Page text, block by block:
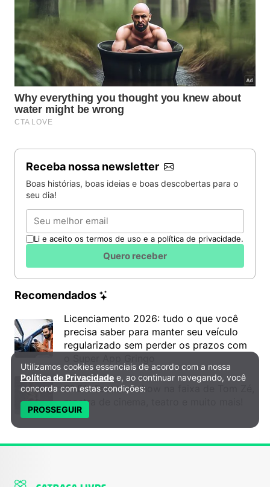
Receba nossa newsletter
Boas histórias, boas ideias e boas descobertas para o
seu dia!
Email
Li e aceito os termos de uso e a política de privacidade.
Quero receber
Recomendados
Licenciamento 2026: tudo o que você
precisa saber para manter seu veículo
regularizado sem perder os prazos com
6º DH Fest tem show na faixa de Tom Zé,
mostra de cinema, teatro e muito mais!
Política de Privacidade e Cookies
Utilizamos cookies essenciais de acordo com a nossa
Política de Privacidade e, ao continuar navegando, você
concorda com estas condições:
PROSSEGUIR